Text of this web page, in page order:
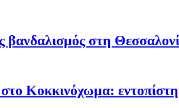
στη
Κοκκινόχωμα: